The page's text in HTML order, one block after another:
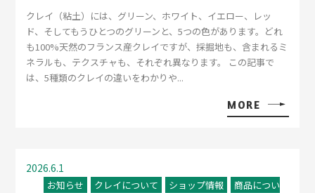
クレイ（粘土）には、グリーン、ホワイト、イエロー、レッ
ド、そしてもうひとつのグリーンと、5つの色があります。どれ
も100%天然のフランス産クレイですが、採掘地も、含まれるミ
ネラルも、テクスチャも、それぞれ異なります。 この記事で
は、5種類のクレイの違いをわかりや...
MORE
2026.6.1
お知らせ クレイについて ショップ情報
商品につい